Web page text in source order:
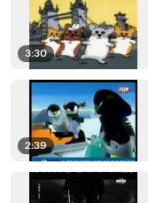
3:30
2:39